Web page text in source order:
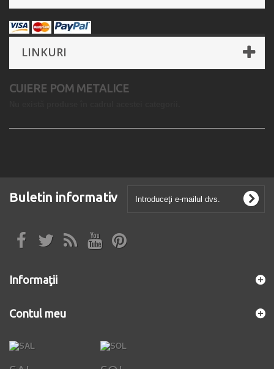
LINKURI
CUIERE POM METALICE
Buletin informativ
Informaţii
Contul meu